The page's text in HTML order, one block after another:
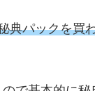
典パックを買